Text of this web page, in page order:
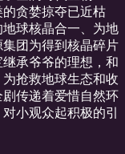
贪婪掠夺已近枯
球核晶合一、为地
团为得到核晶碎片
承爷爷的理想，和
抢救地球生态和收
传递着爱惜自然环
小观众起积极的引